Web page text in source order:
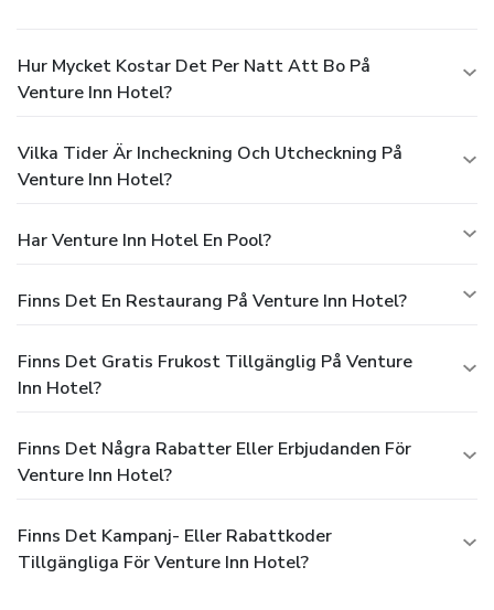
Hur Mycket Kostar Det Per Natt Att Bo På
Venture Inn Hotel?
Vilka Tider Är Incheckning Och Utcheckning På
Venture Inn Hotel?
Har Venture Inn Hotel En Pool?
Finns Det En Restaurang På Venture Inn Hotel?
Finns Det Gratis Frukost Tillgänglig På Venture
Inn Hotel?
Finns Det Några Rabatter Eller Erbjudanden För
Venture Inn Hotel?
Finns Det Kampanj- Eller Rabattkoder
Tillgängliga För Venture Inn Hotel?